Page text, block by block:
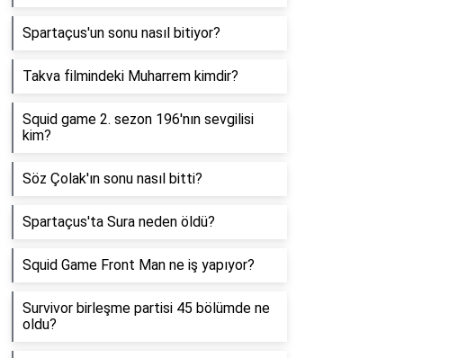
Spartaçus'un sonu nasıl bitiyor?
Takva filmindeki Muharrem kimdir?
Squid game 2. sezon 196'nın sevgilisi
kim?
Söz Çolak'ın sonu nasıl bitti?
Spartaçus'ta Sura neden öldü?
Squid Game Front Man ne iş yapıyor?
Survivor birleşme partisi 45 bölümde ne
oldu?